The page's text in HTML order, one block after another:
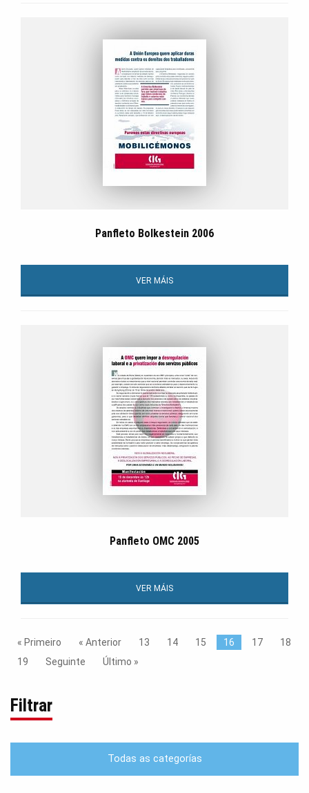
Panfleto Bolkestein 2006
VER MÁIS
Panfleto OMC 2005
VER MÁIS
« Primeiro « Anterior 13 14 15 16 17
18
19
Seguinte Último »
Filtrar
Todas as categorías